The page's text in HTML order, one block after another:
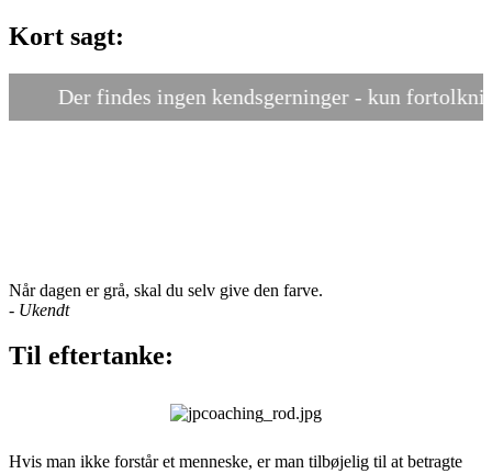
Kort sagt:
Der findes ingen kendsgerninger - kun
Når dagen er grå, skal du selv give den farve.
- Ukendt
Til eftertanke:
Hvis man ikke forstår et menneske, er man tilbøjelig til at betragte